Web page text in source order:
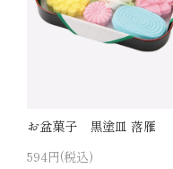
お盆菓子 黒塗皿 落雁
594円(税込)